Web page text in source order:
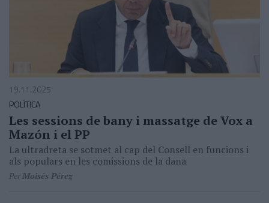
19.11.2025
POLÍTICA
Les sessions de bany i massatge de Vox a
Mazón i el PP
La ultradreta se sotmet al cap del Consell en funcions i
als populars en les comissions de la dana
PerMoisés Pérez